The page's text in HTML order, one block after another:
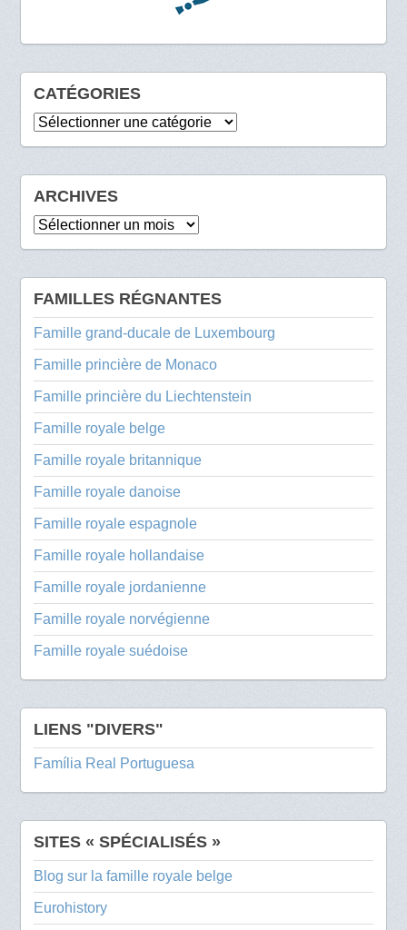
CATÉGORIES
Catégories
ARCHIVES
Archives
FAMILLES RÉGNANTES
Famille grand-ducale de Luxembourg
Famille princière de Monaco
Famille princière du Liechtenstein
Famille royale belge
Famille royale britannique
Famille royale danoise
Famille royale espagnole
Famille royale hollandaise
Famille royale jordanienne
Famille royale norvégienne
Famille royale suédoise
LIENS "DIVERS"
Família Real Portuguesa
SITES « SPÉCIALISÉS »
Blog sur la famille royale belge
Eurohistory